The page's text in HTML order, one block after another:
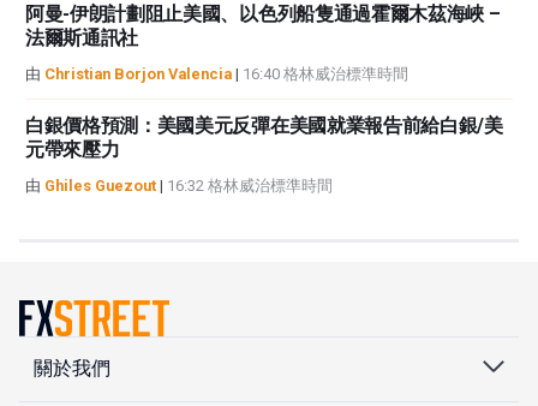
阿曼-伊朗計劃阻止美國、以色列船隻通過霍爾木茲海峽 –
法爾斯通訊社
由 Christian Borjon Valencia | 16:40 格林威治標準時間
白銀價格預測：美國美元反彈在美國就業報告前給白銀/美
元帶來壓力
由 Ghiles Guezout | 16:32 格林威治標準時間
關於我們